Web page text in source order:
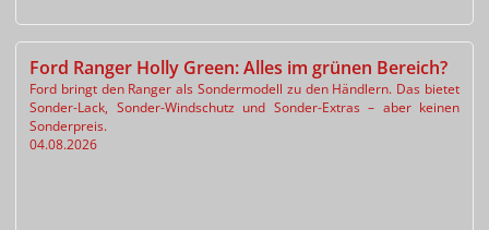
Ford Ranger Holly Green: Alles im grünen Bereich?
Ford bringt den Ranger als Sondermodell zu den Händlern. Das bietet
Sonder-Lack, Sonder-Windschutz und Sonder-Extras – aber keinen
Sonderpreis.
04.08.2026